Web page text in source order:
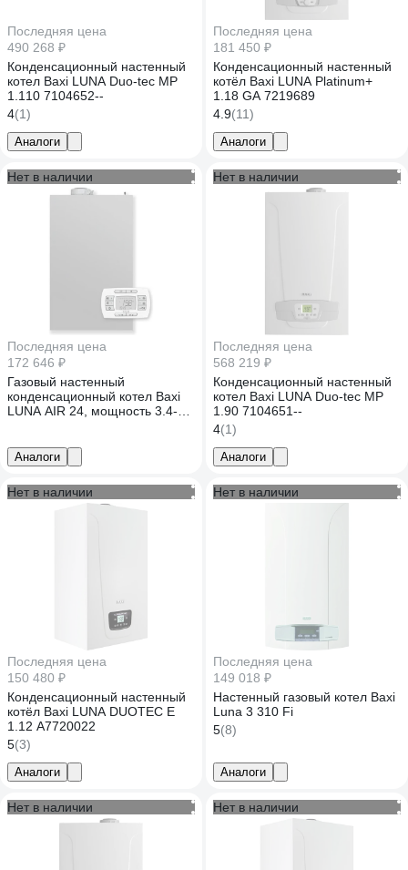
Последняя цена
490 268 ₽
Конденсационный настенный
котел Baxi LUNA Duo-tec MP
1.110 7104652--
4(1)
Аналоги
Последняя цена
181 450 ₽
Конденсационный настенный
котёл Baxi LUNA Platinum+
1.18 GA 7219689
4.9(11)
Аналоги
Нет в наличии
Последняя цена
172 646 ₽
Газовый настенный
конденсационный котел Baxi
LUNA AIR 24, мощность 3.4-
A7810404
Аналоги
Нет в наличии
Последняя цена
568 219 ₽
Конденсационный настенный
котел Baxi LUNA Duo-tec MP
1.90 7104651--
4(1)
Аналоги
Нет в наличии
Последняя цена
150 480 ₽
Конденсационный настенный
котёл Baxi LUNA DUOTEC E
1.12 A7720022
5(3)
Аналоги
Нет в наличии
Последняя цена
149 018 ₽
Настенный газовый котел Baxi
Luna 3 310 Fi
5(8)
Аналоги
Нет в наличии Нет в наличии